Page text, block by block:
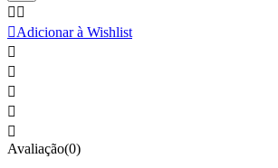
 
Adicionar à Wishlist





Avaliação(0)